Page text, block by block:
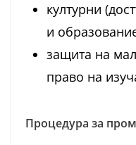
културни
и
защита на
право на
Процедура за